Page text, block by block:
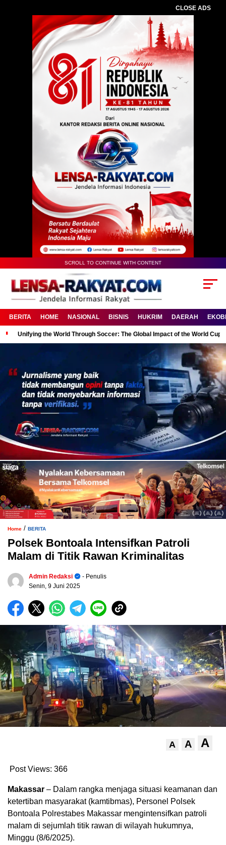
CLOSE ADS
SCROLL TO CONTINUE WITH CONTENT
BERITA HOME NASIONAL BISNIS HUKRIM DAERAH
Unifying the World Through Soccer: The Global Impact of the World Cup
Home / BERITA
Polsek Bontoala Intensifkan Patroli
Malam di Titik Rawan Kriminalitas
Admin Redaksi
- Penulis
Senin, 9 Juni 2025
A A A
Post Views: 366
Makassar – Dalam rangka menjaga situasi keamanan dan
ketertiban masyarakat (kamtibmas), Personel Polsek
Bontoala Polrestabes Makassar mengintensifkan patroli
malam di sejumlah titik rawan di wilayah hukumnya,
Minggu (8/6/2025).